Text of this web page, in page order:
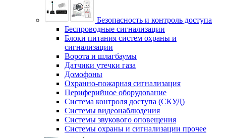
Безопасность и контроль доступа
Беспроводные сигнализации
Блоки питания систем охраны и
сигнализации
Ворота и шлагбаумы
Датчики утечки газа
Домофоны
Охранно-пожарная сигнализация
Периферийное оборудование
Система контроля доступа (СКУД)
Системы видеонаблюдения
Системы звукового оповещения
Системы охраны и сигнализации прочее